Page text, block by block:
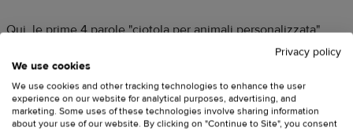
Qui, le prime 4 parole "ciotola per animali personalizzata"
sono generiche, ma descrivono perfettamente il prodotto.
2.2 Descrizione del prodotto
In questa sezione, puoi fare ricorso alla tua creatività. Usa la
Privacy policy
We use cookies
We use cookies and other tracking technologies to enhance the user
experience on our website for analytical purposes, advertising, and
marketing. Some uses of these technologies involve sharing information
about your use of our website. By clicking on "Continue to Site", you consent